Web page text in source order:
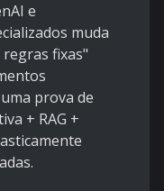
e
muda
fixas"
prova de
+ RAG +